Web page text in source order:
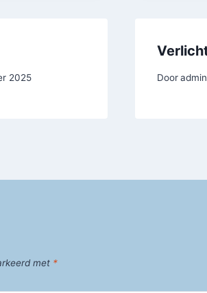
2025 Dooradmin
met *